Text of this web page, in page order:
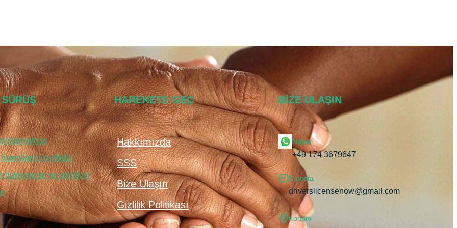
başvurusu
keşfedin
hakkımızda ne söylüyor
HAREKETE GEÇ
Hakkımızda
SSS
Bize Ulaşın
Gizlilik Politikası
BIZE ULAŞIN
Naber
+49 174 3679647
E-posta
driverslicensenow@gmail.com
Konum